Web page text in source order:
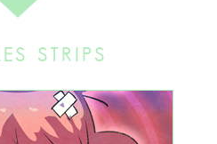
STRIPS